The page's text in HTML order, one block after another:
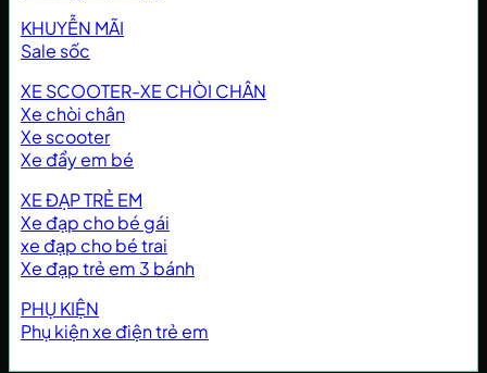
KHUYỄN MÃI
Sale sốc
XE SCOOTER-XE CHÒI CHÂN
Xe chòi chân
Xe scooter
Xe đẩy em bé
XE ĐẠP TRẺ EM
Xe đạp cho bé gái
xe đạp cho bé trai
Xe đạp trẻ em 3 bánh
PHỤ KIỆN
Phụ kiện xe điện trẻ em